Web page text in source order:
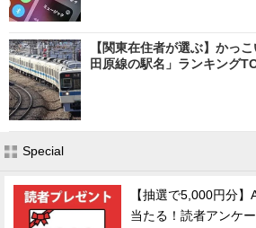
【関東在住者が選ぶ】かっ
田原線の駅名」ランキング
Special
【抽選で5,000円分
当たる！読者アンケ